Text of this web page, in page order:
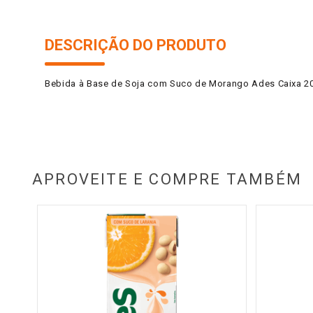
DESCRIÇÃO DO PRODUTO
Bebida à Base de Soja com Suco de Morango Ades Caixa
APROVEITE E COMPRE TAMBÉM